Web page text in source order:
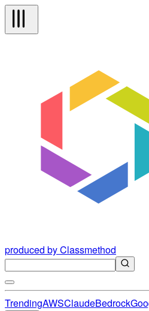
produced by Classmethod
TrendingAWSClaudeBedrock